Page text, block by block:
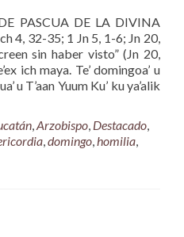
PASCUA DE LA DIVINA
4, 32-35; 1 Jn 5, 1-6; Jn 20,
sin haber visto” (Jn 20,
ich maya. Te’ domingoa’ u
u T’aan Yuum Ku’ ku ya’alik
,Arzobispo, Destacado,
,domingo,homilia,